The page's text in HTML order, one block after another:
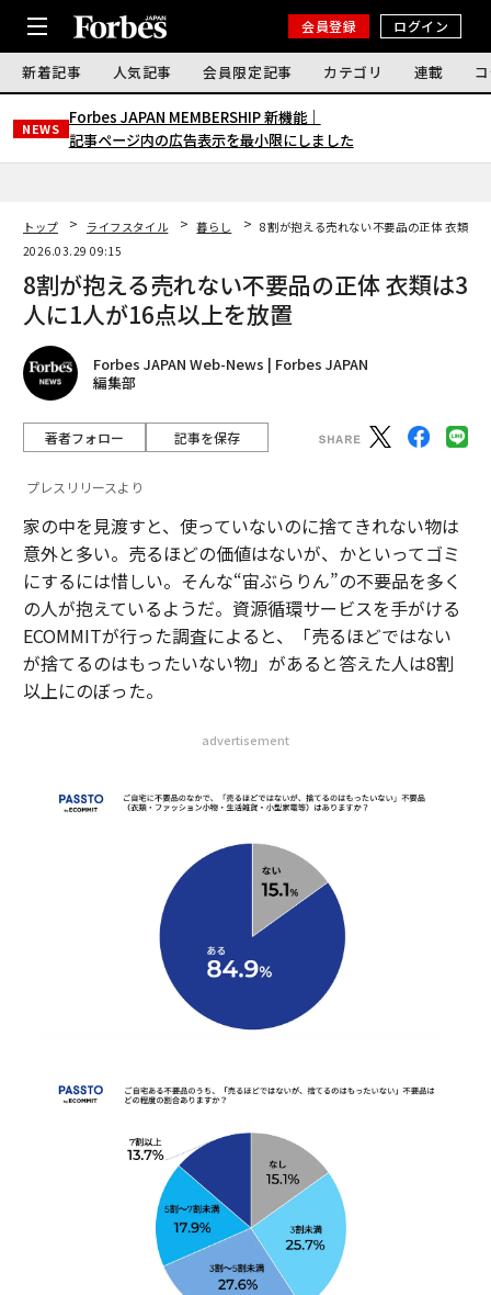
会員登録 ログイン
新着記事 人気記事 会員限定記事 カテゴリ 連載
NEWS
Forbes JAPAN MEMBERSHIP 新機能｜
記事ページ内の広告表示を最小限にしました
トップ ライフスタイル 暮らし
8割が抱える売れない不要品の正体 衣類は
2026.03.29 09:15
8割が抱える売れない不要品の正体 衣類は3
人に1人が16点以上を放置
Forbes JAPAN Web-News | Forbes JAPAN
編集部
著者フォロー 記事を保存
プレスリリースより
家の中を見渡すと、使っていないのに捨てきれない物は
意外と多い。売るほどの価値はないが、かといってゴミ
にするには惜しい。そんな“宙ぶらりん”の不要品を多く
の人が抱えているようだ。資源循環サービスを手がける
ECOMMITが行った調査によると、「売るほどではない
が捨てるのはもったいない物」があると答えた人は8割
以上にのぼった。
advertisement